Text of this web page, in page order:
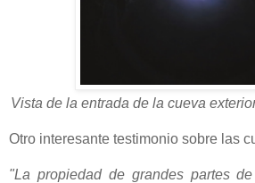
Vista de la entrada de la cueva
Otro interesante testimonio sobre las
"La propiedad de grandes partes